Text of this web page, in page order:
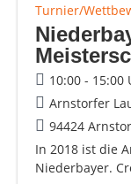
Turnier/
10:00 - 15:00
Arnstorfer
94424
In 2018 ist die
Niederbayer.